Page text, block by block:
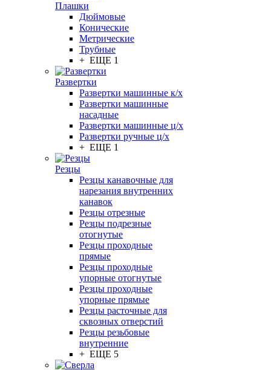
Плашки
Дюймовые
Конические
Метрические
Трубные
+ ЕЩЕ 1
Развертки
Развертки машинные к/х
Развертки машинные
насадные
Развертки машинные ц/х
Развертки ручные ц/х
+ ЕЩЕ 1
Резцы
Резцы канавочные для
нарезания внутренних
канавок
Резцы отрезные
Резцы подрезные
отогнутые
Резцы проходные
прямые
Резцы проходные
упорные отогнутые
Резцы проходные
упорные прямые
Резцы расточные для
сквозных отверстий
Резцы резьбовые
внутренние
+ ЕЩЕ 5